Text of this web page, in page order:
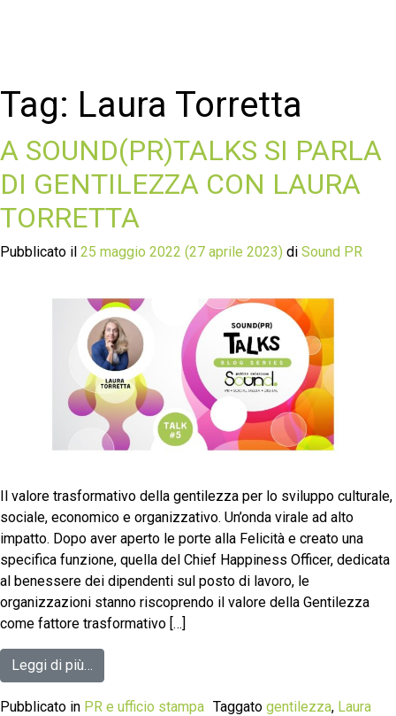
Tag: Laura Torretta
A SOUND(PR)TALKS SI PARLA
DI GENTILEZZA CON LAURA
TORRETTA
Pubblicato il 25 maggio 2022 (27 aprile 2023) di Sound PR
Il valore trasformativo della gentilezza per lo sviluppo culturale,
sociale, economico e organizzativo. Un’onda virale ad alto
impatto. Dopo aver aperto le porte alla Felicità e creato una
specifica funzione, quella del Chief Happiness Officer, dedicata
al benessere dei dipendenti sul posto di lavoro, le
organizzazioni stanno riscoprendo il valore della Gentilezza
come fattore trasformativo […]
Leggi di più…
Pubblicato in PR e ufficio stampa Taggato gentilezza, Laura